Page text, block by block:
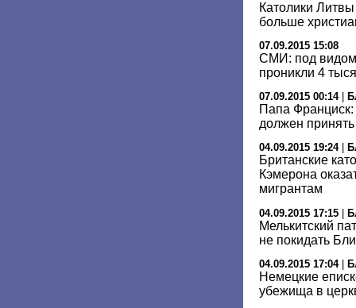
Католики
больше
07.09.2015 15:08
СМИ: под
проникли 4
07.09.2015 00:14|
Папа
должен
04.09.2015 19:24|
Британские
Кэмерона
мигрантам
04.09.2015 17:15
Мелькитский
не покидать
04.09.2015 17:04|
Немецкие
убежища в